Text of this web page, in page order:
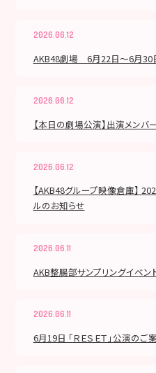
2026.06.12
AKB48劇場 6月22日～6月30
2026.06.12
【本日の劇場公演】出演メンバ
2026.06.12
【AKB48グループ映像倉庫】
ルのお知らせ
2026.06.11
AKB整腸部サンプリングイベン
2026.06.11
6月19日 「ＲＥＳＥＴ」公演のご